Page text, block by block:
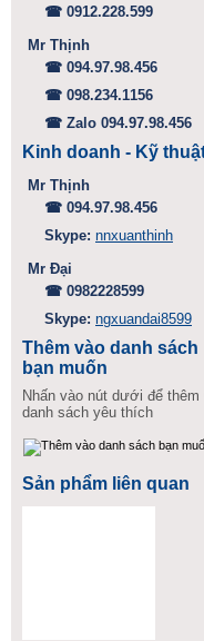
☎ 0912.228.599
Mr Thịnh
☎ 094.97.98.456
☎ 098.234.1156
☎ Zalo 094.97.98.456
Kinh doanh - Kỹ
Mr Thịnh
☎ 094.97.98.456
Skype: nnxuanthinh
Mr Đại
☎ 0982228599
Skype: ngxuandai8599
Thêm vào danh sách
bạn muốn
Nhấn vào nút dưới để
danh sách yêu thích
Sản phẩm liên quan